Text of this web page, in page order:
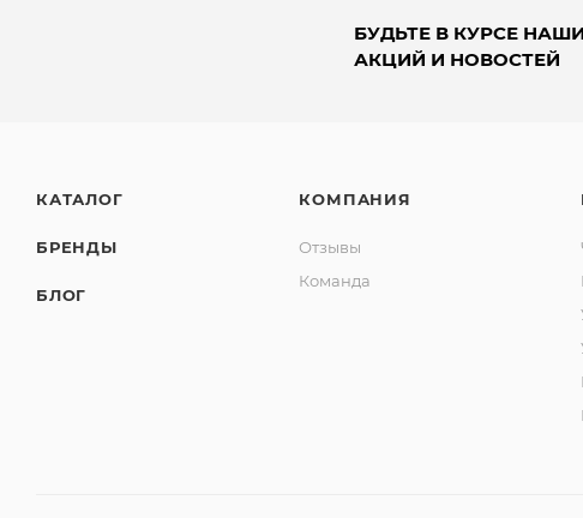
БУДЬТЕ В КУРСЕ
АКЦИЙ И НОВОСТЕЙ
КАТАЛОГ
БРЕНДЫ
БЛОГ
КОМПАНИЯ
Отзывы
Команда